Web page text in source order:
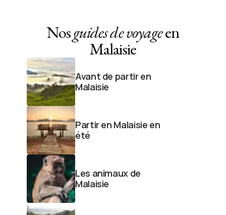
Nosguides de voyageen
Malaisie
Avant de partir en
Malaisie
Partir en Malaisie en
été
Les animaux de
Malaisie